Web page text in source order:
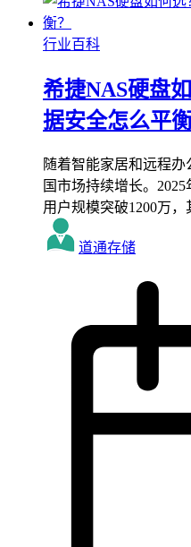
行业百科
希捷NAS硬盘
据安全怎么平衡
随着智能家居和远程
国市场持续增长。
用户规模突破1200万
道通存储